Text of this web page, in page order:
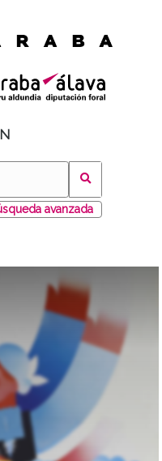
avanzada